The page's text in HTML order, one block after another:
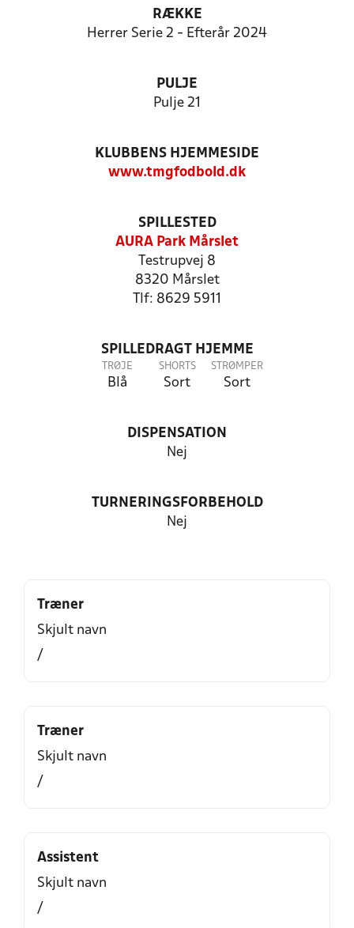
RÆKKE
Herrer Serie 2 - Efterår 2024
PULJE
Pulje 21
KLUBBENS HJEMMESIDE
www.tmgfodbold.dk
SPILLESTED
AURA Park Mårslet
Testrupvej 8
8320 Mårslet
Tlf: 8629 5911
SPILLEDRAGT HJEMME
TRØJE
Blå
SHORTS
Sort
STRØMPER
Sort
DISPENSATION
Nej
TURNERINGSFORBEHOLD
Nej
Træner
Skjult navn
/
Træner
Skjult navn
/
Assistent
Skjult navn
/